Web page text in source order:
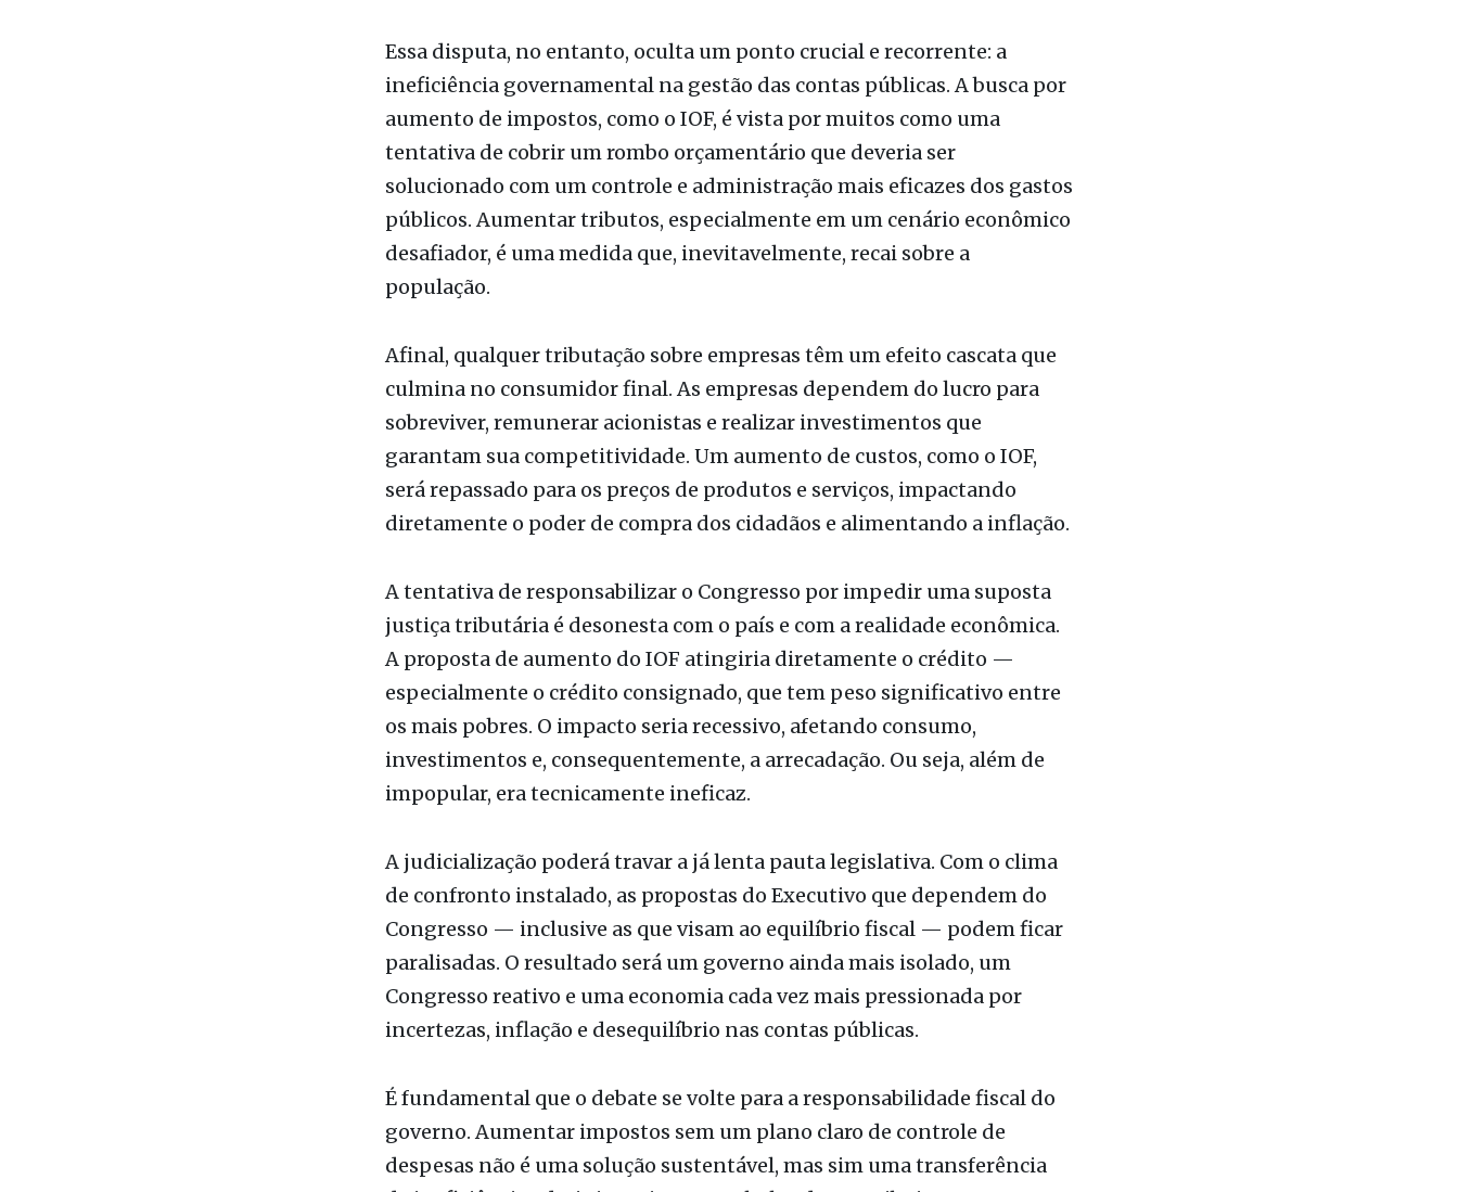
Essa disputa, no entanto, oculta um ponto crucial e recorrente: a
ineficiência governamental na gestão das contas públicas. A busca por
aumento de impostos, como o IOF, é vista por muitos como uma
tentativa de cobrir um rombo orçamentário que deveria ser
solucionado com um controle e administração mais eficazes dos gastos
públicos. Aumentar tributos, especialmente em um cenário econômico
desafiador, é uma medida que, inevitavelmente, recai sobre a
população.
Afinal, qualquer tributação sobre empresas têm um efeito cascata que
culmina no consumidor final. As empresas dependem do lucro para
sobreviver, remunerar acionistas e realizar investimentos que
garantam sua competitividade. Um aumento de custos, como o IOF,
será repassado para os preços de produtos e serviços, impactando
diretamente o poder de compra dos cidadãos e alimentando a inflação.
A tentativa de responsabilizar o Congresso por impedir uma suposta
justiça tributária é desonesta com o país e com a realidade econômica.
A proposta de aumento do IOF atingiria diretamente o crédito —
especialmente o crédito consignado, que tem peso significativo entre
os mais pobres. O impacto seria recessivo, afetando consumo,
investimentos e, consequentemente, a arrecadação. Ou seja, além de
impopular, era tecnicamente ineficaz.
A judicialização poderá travar a já lenta pauta legislativa. Com o clima
de confronto instalado, as propostas do Executivo que dependem do
Congresso — inclusive as que visam ao equilíbrio fiscal — podem ficar
paralisadas. O resultado será um governo ainda mais isolado, um
Congresso reativo e uma economia cada vez mais pressionada por
incertezas, inflação e desequilíbrio nas contas públicas.
É fundamental que o debate se volte para a responsabilidade fiscal do
governo. Aumentar impostos sem um plano claro de controle de
despesas não é uma solução sustentável, mas sim uma transferência
da ineficiência administrativa para o bolso do contribuinte. O